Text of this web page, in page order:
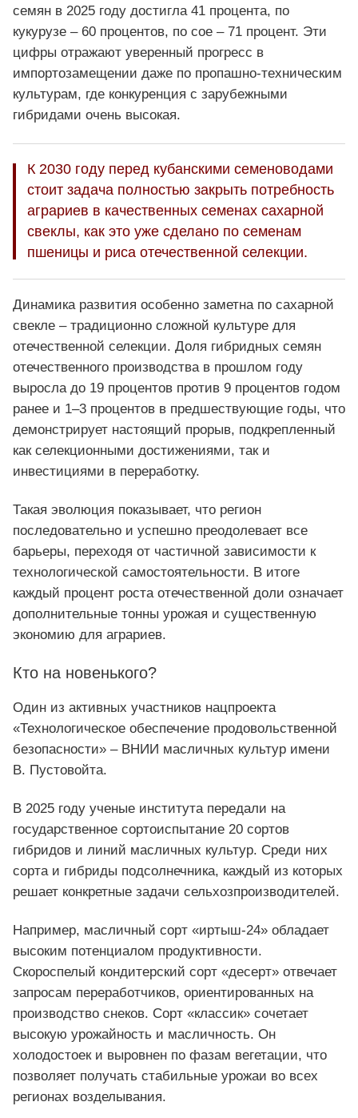
семян в 2025 году достигла 41 процента, по
кукурузе – 60 процентов, по сое – 71 процент. Эти
цифры отражают уверенный прогресс в
импортозамещении даже по пропашно-техническим
культурам, где конкуренция с зарубежными
гибридами очень высокая.
К 2030 году перед кубанскими семеноводами
стоит задача полностью закрыть потребность
аграриев в качественных семенах сахарной
свеклы, как это уже сделано по семенам
пшеницы и риса отечественной селекции.
Динамика развития особенно заметна по сахарной
свекле – традиционно сложной культуре для
отечественной селекции. Доля гибридных семян
отечественного производства в прошлом году
выросла до 19 процентов против 9 процентов годом
ранее и 1–3 процентов в предшествующие годы, что
демонстрирует настоящий прорыв, подкрепленный
как селекционными достижениями, так и
инвестициями в переработку.
Такая эволюция показывает, что регион
последовательно и успешно преодолевает все
барьеры, переходя от частичной зависимости к
технологической самостоятельности. В итоге
каждый процент роста отечественной доли означает
дополнительные тонны урожая и существенную
экономию для аграриев.
Кто на новенького?
Один из активных участников нацпроекта
«Технологическое обеспечение продовольственной
безопасности» – ВНИИ масличных культур имени
В. Пустовойта.
В 2025 году ученые института передали на
государственное сортоиспытание 20 сортов
гибридов и линий масличных культур. Среди них
сорта и гибриды подсолнечника, каждый из которых
решает конкретные задачи сельхозпроизводителей.
Например, масличный сорт «иртыш-24» обладает
высоким потенциалом продуктивности.
Скороспелый кондитерский сорт «десерт» отвечает
запросам переработчиков, ориентированных на
производство снеков. Сорт «классик» сочетает
высокую урожайность и масличность. Он
холодостоек и выровнен по фазам вегетации, что
позволяет получать стабильные урожаи во всех
регионах возделывания.